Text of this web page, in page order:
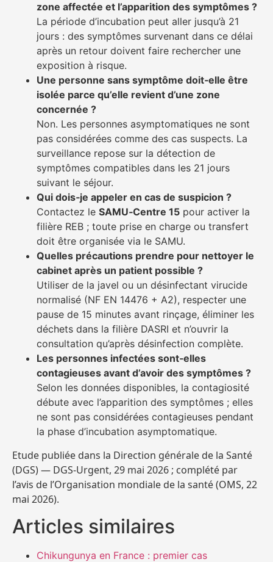
zone affectée et l’apparition des symptômes ?
La période d’incubation peut aller jusqu’à 21
jours : des symptômes survenant dans ce délai
après un retour doivent faire rechercher une
exposition à risque.
Une personne sans symptôme doit‑elle être
isolée parce qu’elle revient d’une zone
concernée ?
Non. Les personnes asymptomatiques ne sont
pas considérées comme des cas suspects. La
surveillance repose sur la détection de
symptômes compatibles dans les 21 jours
suivant le séjour.
Qui dois‑je appeler en cas de suspicion ?
Contactez le SAMU‑Centre 15 pour activer la
filière REB ; toute prise en charge ou transfert
doit être organisée via le SAMU.
Quelles précautions prendre pour nettoyer le
cabinet après un patient possible ?
Utiliser de la javel ou un désinfectant virucide
normalisé (NF EN 14476 + A2), respecter une
pause de 15 minutes avant rinçage, éliminer les
déchets dans la filière DASRI et n’ouvrir la
consultation qu’après désinfection complète.
Les personnes infectées sont‑elles
contagieuses avant d’avoir des symptômes ?
Selon les données disponibles, la contagiosité
débute avec l’apparition des symptômes ; elles
ne sont pas considérées contagieuses pendant
la phase d’incubation asymptomatique.
Etude publiée dans la Direction générale de la Santé
(DGS) — DGS‑Urgent, 29 mai 2026 ; complété par
l’avis de l’Organisation mondiale de la santé (OMS, 22
mai 2026).
Articles similaires
Chikungunya en France : premier cas